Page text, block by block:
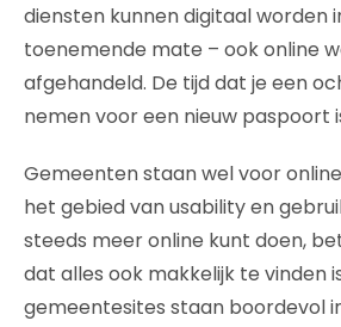
diensten kunnen digitaal worden
toenemende mate – ook online
afgehandeld. De tijd dat je een
nemen voor een nieuw paspoort
Gemeenten staan wel voor
het gebied van usability en
steeds meer online kunt doen,
dat alles ook makkelijk te vinden
gemeentesites staan boordevol